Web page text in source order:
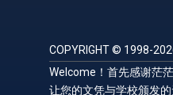
COPYRIGHT © 1998-
Welcome！首先感谢茫
让您的文凭与学校颁发